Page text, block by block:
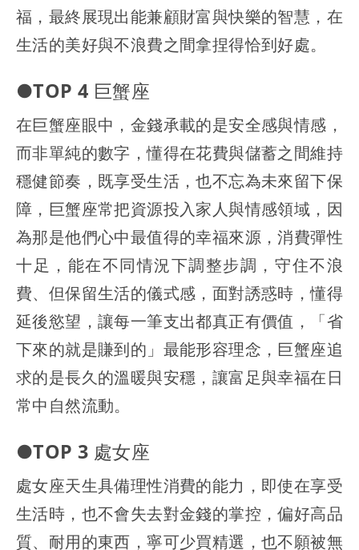
福，最終展現出能兼顧財富與快樂的智慧，在
生活的美好與不浪費之間拿捏得恰到好處。
●TOP 4 巨蟹座
在巨蟹座眼中，金錢承載的是安全感與情感，
而非單純的數字，懂得在花費與儲蓄之間維持
穩健節奏，既享受生活，也不忘為未來留下保
障，巨蟹座常把資源投入家人與情感領域，因
為那是他們心中最值得的幸福來源，消費彈性
十足，能在不同情況下調整步調，守住不浪
費、但保留生活的儀式感，面對誘惑時，懂得
延後慾望，讓每一筆支出都真正有價值，「省
下來的就是賺到的」最能形容理念，巨蟹座追
求的是長久的溫暖與安穩，讓富足與幸福在日
常中自然流動。
●TOP 3 處女座
處女座天生具備理性消費的能力，即使在享受
生活時，也不會失去對金錢的掌控，偏好高品
質、耐用的東西，寧可少買精選，也不願被無